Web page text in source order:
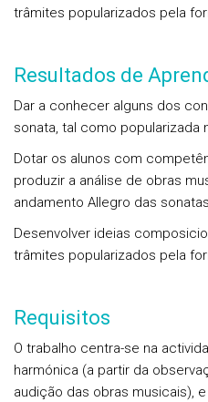
trâmites popularizados pela
Resultados de
Dar a conhecer alguns dos
sonata, tal como popularizada
Dotar os alunos com
produzir a análise de obras
andamento Allegro das
Desenvolver ideias
trâmites popularizados pela
Requisitos
O trabalho centra-se na
harmónica (a partir da
audição das obras musicais),